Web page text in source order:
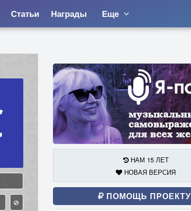
Статьи Награды Еще
НАМ 15 ЛЕТ
НОВАЯ ВЕРСИЯ
ПОМОЩЬ ПРОЕКТУ